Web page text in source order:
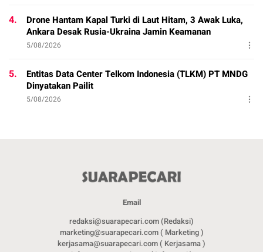
4.
Drone Hantam Kapal Turki di Laut Hitam, 3 Awak Luka,
Ankara Desak Rusia-Ukraina Jamin Keamanan
5/08/2026
5.
Entitas Data Center Telkom Indonesia (TLKM) PT MNDG
Dinyatakan Pailit
5/08/2026
Email
redaksi@suarapecari.com (Redaksi)
marketing@suarapecari.com ( Marketing )
kerjasama@suarapecari.com ( Kerjasama )